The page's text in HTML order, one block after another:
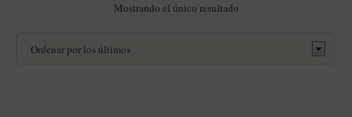
Mostrando el único resultado